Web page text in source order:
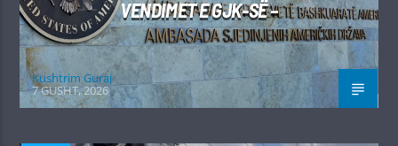
VENDIMET E GJK-SË –
Kushtrim Guraj
7 GUSHT, 2026